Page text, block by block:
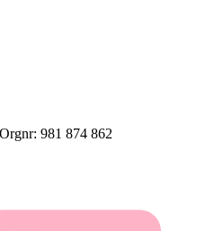
981 874 862